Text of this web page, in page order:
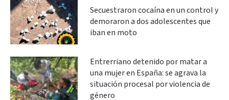
Secuestraron cocaína en un control y
demoraron a dos adolescentes que
iban en moto
Entrerriano detenido por matar a
una mujer en España: se agrava la
situación procesal por violencia de
género